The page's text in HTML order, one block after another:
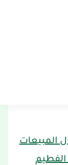
المبيعات